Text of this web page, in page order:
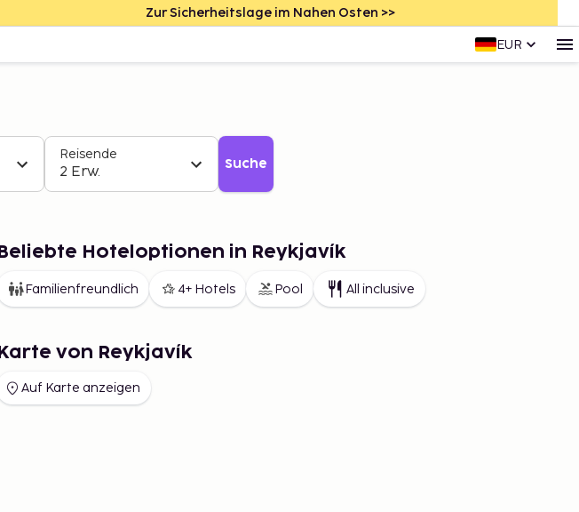
Zur Sicherheitslage im Nahen Osten >>
EUR
Reisende
2 Erw. Suche
Beliebte Hoteloptionen in Reykjavík
Familienfreundlich 4+ Hotels Pool All inclusive
Karte von Reykjavík
Auf Karte anzeigen